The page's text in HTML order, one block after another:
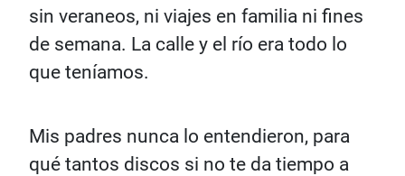
sin veraneos, ni viajes en familia ni fines
de semana. La calle y el río era todo lo
que teníamos.
Mis padres nunca lo entendieron, para
qué tantos discos si no te da tiempo a